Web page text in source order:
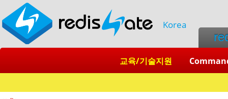
Korea
교육/기술지원